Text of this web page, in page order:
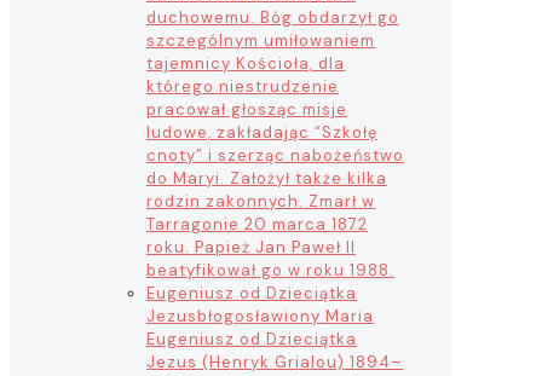
duchowemu. Bóg obdarzył go
szczególnym umiłowaniem
tajemnicy Kościoła, dla
którego niestrudzenie
pracował głosząc misje
ludowe, zakładając “Szkołę
cnoty” i szerząc nabożeństwo
do Maryi. Założył także kilka
rodzin zakonnych. Zmarł w
Tarragonie 20 marca 1872
roku. Papież Jan Paweł II
beatyfikował go w roku 1988.
Eugeniusz od Dzieciątka
Jezusbłogosławiony Maria
Eugeniusz od Dzieciątka
Jezus (Henryk Grialou) 1894–